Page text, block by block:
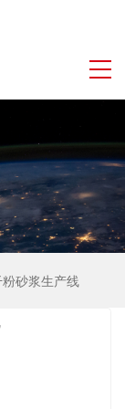
砂浆生产线